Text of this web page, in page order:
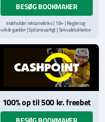
BESØG BOOKMAKER
Indeholder reklamelinks | 18+ | Regler og
vilkår gælder | Spil ansvarligt | Selvudelukkelse
hjælpelinje påStopSpillet.dk
Læs vilkår og betingelserher
100% op til 500 kr. freebet